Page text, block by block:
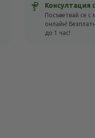
Консултация
Посъветвай се с
онлайн!
до 1 час!